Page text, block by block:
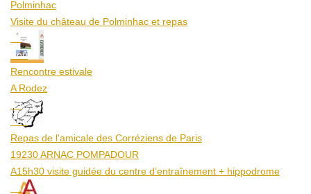
Polminhac
Visite du château de Polminhac et repas
12
Aoû
Rencontre estivale
A Rodez
23
Aoû
Repas de l'amicale des Corréziens de Paris
19230 ARNAC POMPADOUR
A15h30 visite guidée du centre d’entraînement + hippodrome
25